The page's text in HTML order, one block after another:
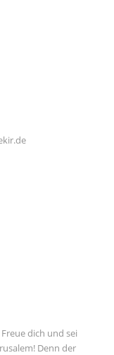
dich und sei
Denn der